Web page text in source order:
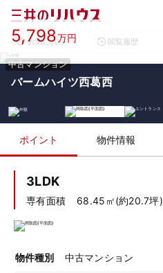
お気に入り 閲覧履歴
中古マンション
5,798万円
バームハイツ西葛西
ポイント 物件情報
3LDK
専有面積 68.45㎡(約20.7坪)
物件種別 中古マンション